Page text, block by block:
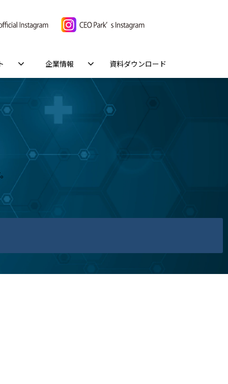
企業情報 資料ダウンロード